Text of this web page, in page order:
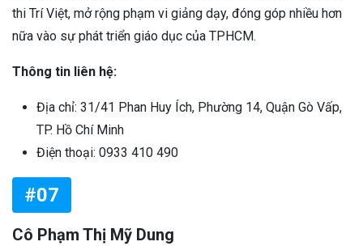
thi Trí Việt, mở rộng phạm vi giảng dạy, đóng góp nhiều hơn
nữa vào sự phát triển giáo dục của TPHCM.
Thông tin liên hệ:
Địa chỉ: 31/41 Phan Huy Ích, Phường 14, Quận Gò Vấp,
TP. Hồ Chí Minh
Điện thoại: 0933 410 490
#07
Cô Phạm Thị Mỹ Dung